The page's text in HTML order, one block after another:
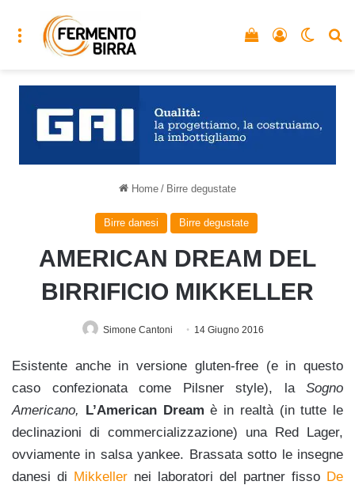
Menu Accedi
Vedi il carrello
Home / Birre degustate
Birre danesi Birre degustate
AMERICAN DREAM DEL
BIRRIFICIO MIKKELLER
Simone Cantoni 14 Giugno 2016
Esistente anche in versione gluten-free (e in questo
caso confezionata come Pilsner style), la Sogno
Americano, L’American Dreamè in realtà (in tutte le
declinazioni di commercializzazione) una Red Lager,
ovviamente in salsa yankee. Brassata sotto le insegne
danesi di Mikkeller nei laboratori del partner fisso De